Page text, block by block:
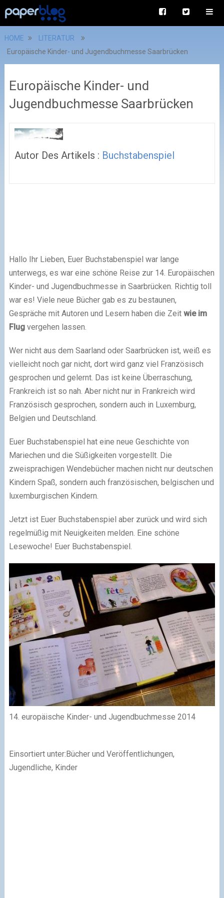
HOME
LITERATUR
Europäische Kinder- und Jugendbuchmesse Saarbrücken
Europäische Kinder- und
Jugendbuchmesse Saarbrücken
Autor Des Artikels : Buchstabenspiel
Hallo Ihr Lieben, Euer Buchstabenspiel war lange
unterwegs, es war eine schöne Reise zur 14. Europäischen
Kinder- und Jugendbuchmesse in Saarbrücken. Richtig toll
war es! Viele neue Bücher gab es zu bestaunen,
Gespräche mit Autoren und Lesern haben die Zeit wie im
Flugvergehen lassen.
Wer nicht aus dem Saarland oder Saarbrücken ist, weiß es
vielleicht noch gar nicht, dort wird ganz viel Französisch
gesprochen und gelernt. Das ist keine Überraschung,
Frankreich ist so nah. Aber nicht nur in Frankreich wird
Französisch gesprochen, sondern auch in Luxemburg,
Belgien und Deutschland.
Euer Buchstabenspiel hat eine neue Geschichte von
Mariechen und die Süßigkeiten vorgestellt. Die
zweisprachigen Wendebücher machen nicht nur deutschen
Kindern Spaß, sondern auch französischen, belgischen und
luxemburgischen Kindern.
Jetzt ist Euer Buchstabenspiel aber zurück und wird sich
regelmüßig mit Neuigkeiten melden. Eine schöne
Lesewoche! Euer Buchstabenspiel.
14. europäische Kinder- und Jugendbuchmesse 2014
Einsortiert unter:Bücher und Veröffentlichungen,
Jugendliche, Kinder